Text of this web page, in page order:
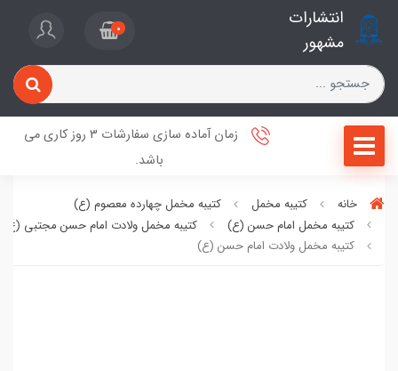
انتشارات
مشهور
0
زمان آماده سازی سفارشات 3 روز کاری می
باشد.
خانه کتیبه مخمل
کتیبه مخمل چهارده معصوم (ع)
کتیبه مخمل امام حسن (ع)
کتیبه مخمل ولادت امام حسن مجتبی (ع)
کتیبه مخمل ولادت امام حسن (ع)